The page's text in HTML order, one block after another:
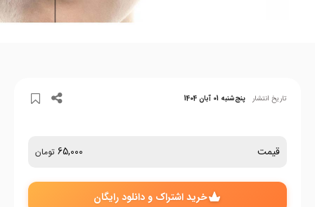
تاریخ انتشار پنج‌شنبه 01 آبان 1404
قیمت 65,000 تومان
خرید اشتراک و دانلود رایگان